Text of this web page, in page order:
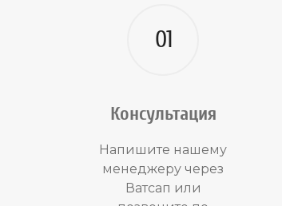
01
Консультация
Напишите нашему
менеджеру через
Ватсап или